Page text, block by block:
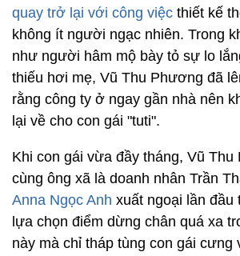
quay trở lại với công việc thiết kế
không ít người ngạc nhiên. Trong
như người hâm mộ bày tỏ sự lo
thiếu hơi mẹ, Vũ Thu Phương đã
rằng công ty ở ngay gần nhà nên
lại về cho con gái "tuti".
Khi con gái vừa đầy tháng, Vũ Thu
cùng ông xã là doanh nhân Trần
Anna Ngọc Anh xuất ngoại lần đầu
lựa chọn điểm dừng chân quá xa
này mà chỉ tháp tùng con gái cưng